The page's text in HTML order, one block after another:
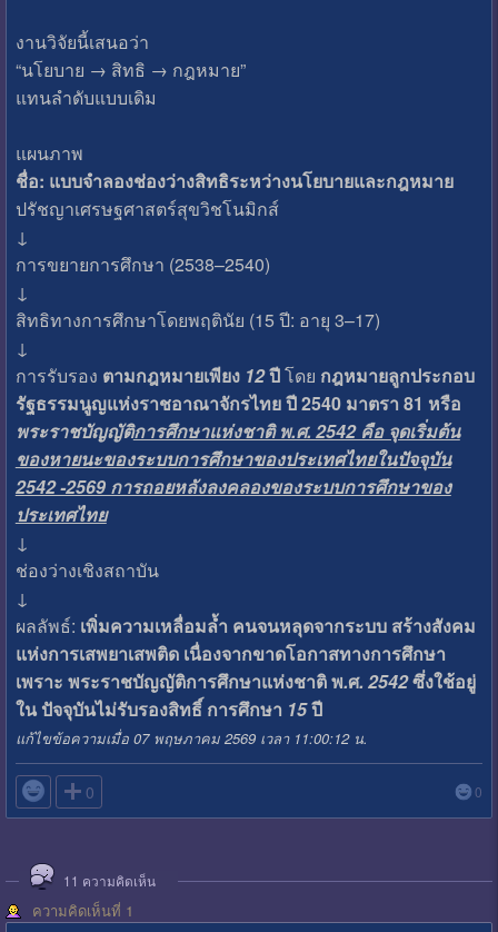
งานวิจัยนี้เสนอว่า
“นโยบาย → สิทธิ → กฎหมาย”
แทนลำดับแบบเดิม
แผนภาพ
ชื่อ: แบบจำลองช่องว่างสิทธิระหว่างนโยบายและกฎหมาย
ปรัชญาเศรษฐศาสตร์สุขวิชโนมิกส์
↓
การขยายการศึกษา (2538–2540)
↓
สิทธิทางการศึกษาโดยพฤตินัย (15 ปี: อายุ 3–17)
↓
การรับรอง ตามกฎหมายเพียง12ปีโดย กฎหมายลูกประกอบ
รัฐธรรมนูญแห่งราชอาณาจักรไทย ปี 2540 มาตรา 81 หรือ
พระราชบัญญัติการศึกษาแห่งชาติ พ.ศ. 2542 คือ จุดเริ่มต้น
ของหายนะของระบบการศึกษาของประเทศไทยในปัจจุบัน
2542 -2569 การถอยหลังลงคลองของระบบการศึกษาของ
ประเทศไทย
↓
ช่องว่างเชิงสถาบัน
↓
ผลลัพธ์: เพิ่มความเหลื่อมล้ำ คนจนหลุดจากระบบ สร้างสังคม
แห่งการเสพยาเสพติด เนื่องจากขาดโอกาสทางการศึกษา
เพราะ พระราชบัญญัติการศึกษาแห่งชาติพ.ศ. 2542ซึ่งใช้อยู่
ใน ปัจจุบันไม่รับรองสิทธิ์ การศึกษา 15ปี
แก้ไขข้อความเมื่อ 07 พฤษภาคม 2569 เวลา 11:00:12 น.
 0 0
11 ความคิดเห็น
ความคิดเห็นที่ 1